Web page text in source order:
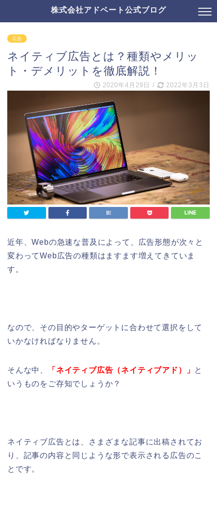
株式会社アドベート公式ブログ
広告
ネイティブ広告とは？種類やメリッ
ト・デメリットを徹底解説！
2020年4月29日 / 2022年3月3日
近年、Webの急速な普及によって、広告形態が次々と
変わってWeb広告の種類はますます増えてきていま
す。
なので、その目的やターゲットに合わせて選択をして
いかなければなりません。
そんな中、 「ネイティブ広告（ネイティブアド）」 と
いうものをご存知でしょうか？
ネイティブ広告とは、さまざまな記事に出稿されてお
り、記事の内容と同じような形で表示される広告のこ
とです。